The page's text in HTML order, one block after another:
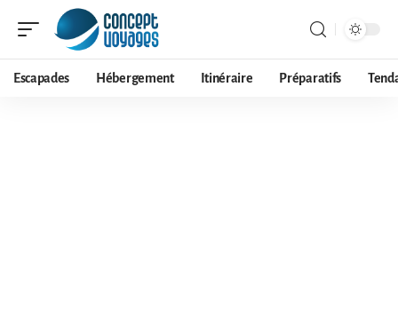
Escapades Hébergement Itinéraire Préparatifs